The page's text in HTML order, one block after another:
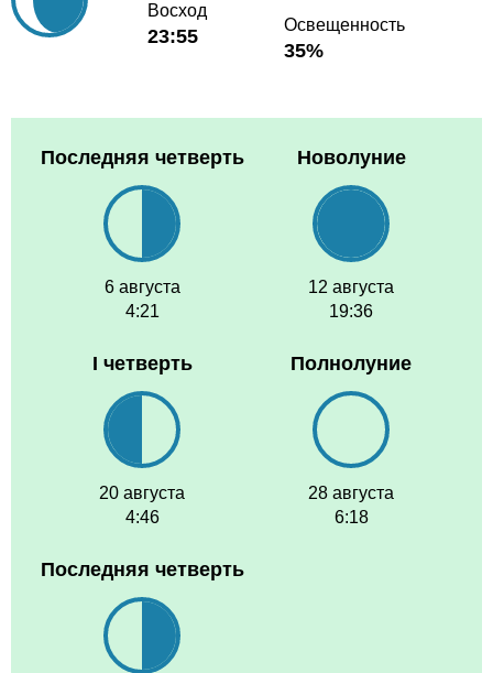
Восход
23:55
Освещенность
35%
Последняя четверть
6 августа
4:21
Новолуние
12 августа
19:36
I четверть
20 августа
4:46
Полнолуние
28 августа
6:18
Последняя четверть